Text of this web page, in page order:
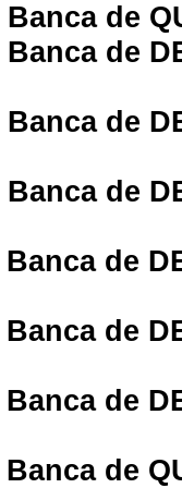
Banca de
Banca de
Banca de
Banca de
Banca de
Banca de
Banca de
Banca de